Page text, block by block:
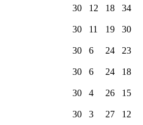
30 12 18 34
30 11 19 30
30 6 24 23
30 6 24 18
30 4 26 15
30 3 27 12